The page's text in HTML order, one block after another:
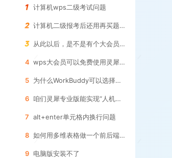
计算机wps二级考试问题
计算机二级报考后还用再买题库吗
从此以后，是不是有个大会员PRO版本了？
4 wps大会员可以免费使用灵犀专业版吗
5 为什么WorkBuddy可以选择思考的深度而灵犀没有
6 咱们灵犀专业版能实现“人机双写”功能吗？
7 alt+enter单元格内换行问题
8 如何用多维表格做一个前后端交互的管理界面
9 电脑版安装不了